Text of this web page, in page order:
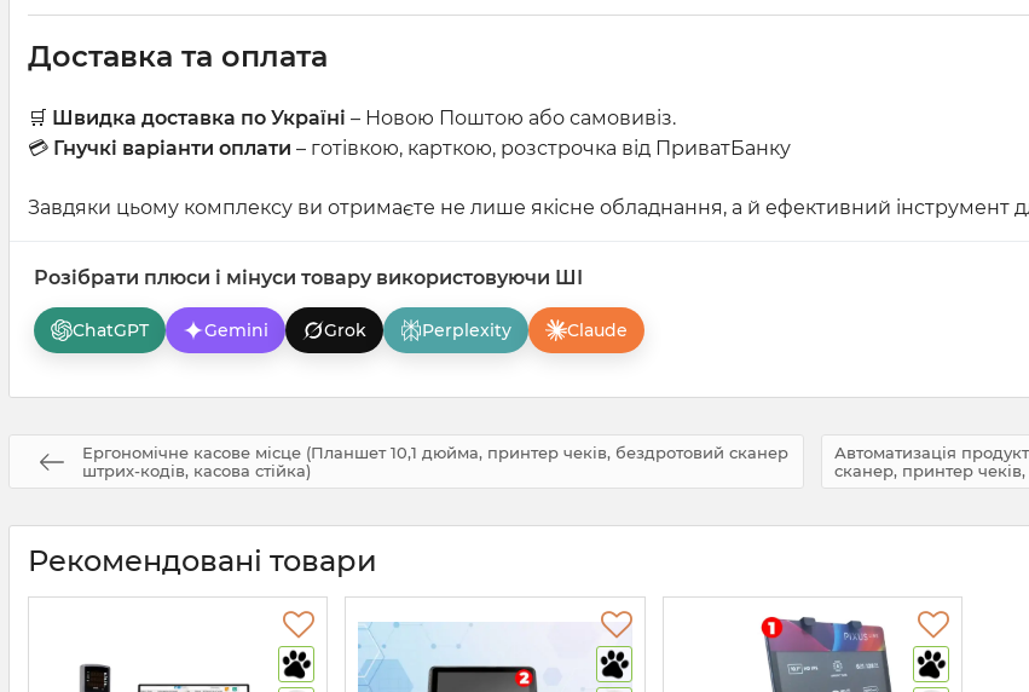
Доставка та оплата
🛒 Швидка доставка по Україні – Новою Поштою або самовивіз.
💳 Гнучкі варіанти оплати – готівкою, карткою, розстрочка від ПриватБанку
Завдяки цьому комплексу ви отримаєте не лише якісне обладнання, а й ефективний інструмент
Розібрати плюси і мінуси товару використовуючи ШІ
ChatGPT Gemini Grok Perplexity Claude
Ергономічне касове місце (Планшет 10,1 дюйма, принтер чеків, бездротовий сканер
штрих-кодів, касова стійка)
Автоматизація
сканер, принтер чеків,
Рекомендовані товари